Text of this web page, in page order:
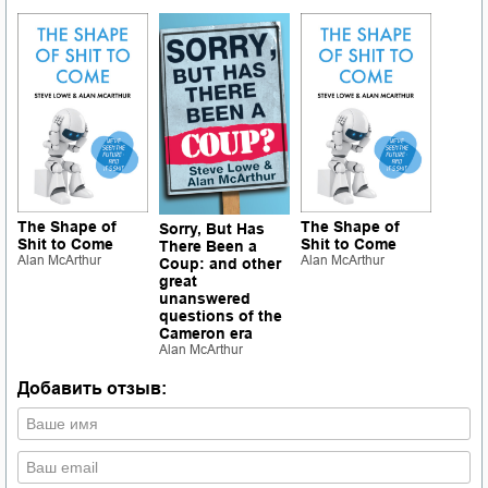
The Shape of
Shit to Come
Alan McArthur
Sorry, But Has
There Been a
Coup: and other
great
unanswered
questions of the
Cameron era
Alan McArthur
The Shape of
Shit to Come
Alan McArthur
Добавить отзыв: